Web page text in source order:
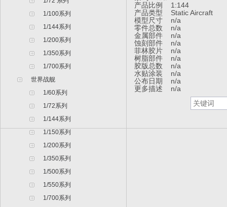
1/100系列
1/144系列
1/200系列
1/350系列
1/700系列
世界战舰
1/60系列
1/72系列
1/144系列
1/150系列
1/200系列
1/350系列
1/500系列
1/550系列
1/700系列
产品比例 1:144
产品类型 Static Aircraft
模型尺寸 n/a
零件总数 n/a
金属部件 n/a
蚀刻部件 n/a
菲林胶片 n/a
树脂部件 n/a
胶版总数 n/a
水贴涂装 n/a
公布日期 n/a
更多描述 n/a